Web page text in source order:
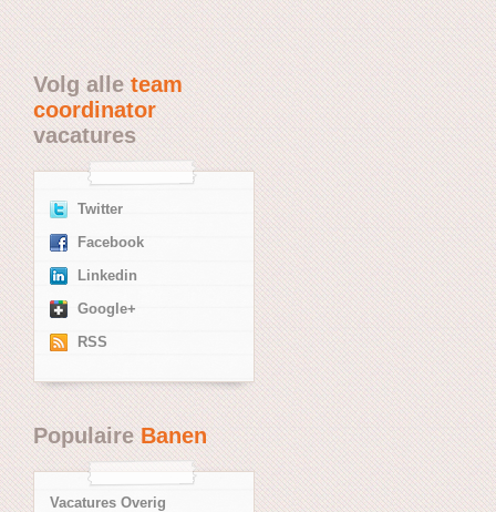
Volg alleteam
coordinator
vacatures
Twitter
Facebook
Linkedin
Google+
RSS
PopulaireBanen
Vacatures Overig